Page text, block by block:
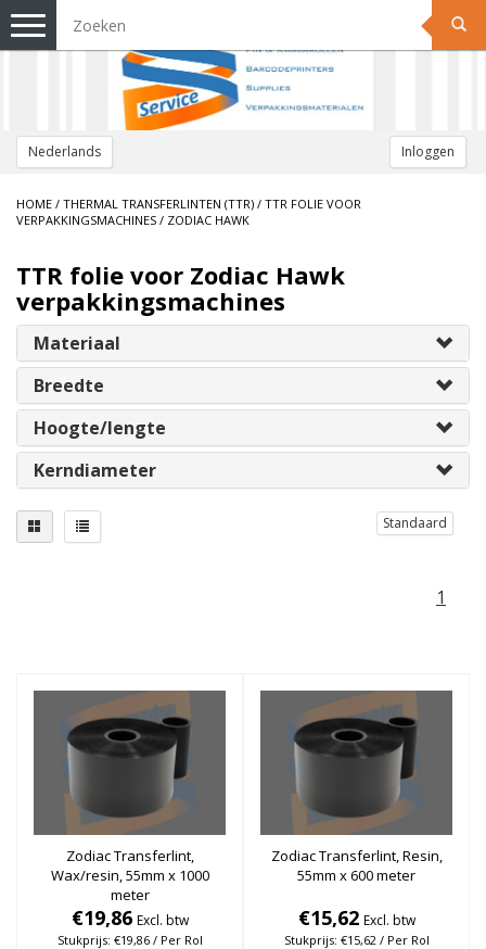
Nederlands Inloggen
Toggle
navigation
HOME / THERMAL TRANSFERLINTEN (TTR) / TTR FOLIE VOOR
VERPAKKINGSMACHINES / ZODIAC HAWK
TTR folie voor Zodiac Hawk
verpakkingsmachines
Materiaal
Breedte
Hoogte/lengte
Kerndiameter
Standaard
1
Zodiac Transferlint,
Wax/resin, 55mm x 1000
meter
€19,86 Excl. btw
Stukprijs: €19,86 / Per Rol
Zodiac Transferlint, Resin,
55mm x 600 meter
€15,62 Excl. btw
Stukprijs: €15,62 / Per Rol